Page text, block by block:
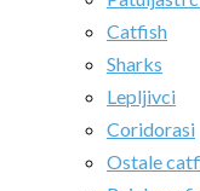
Catfish
Sharks
Lepljivci
Coridorasi
Ostale